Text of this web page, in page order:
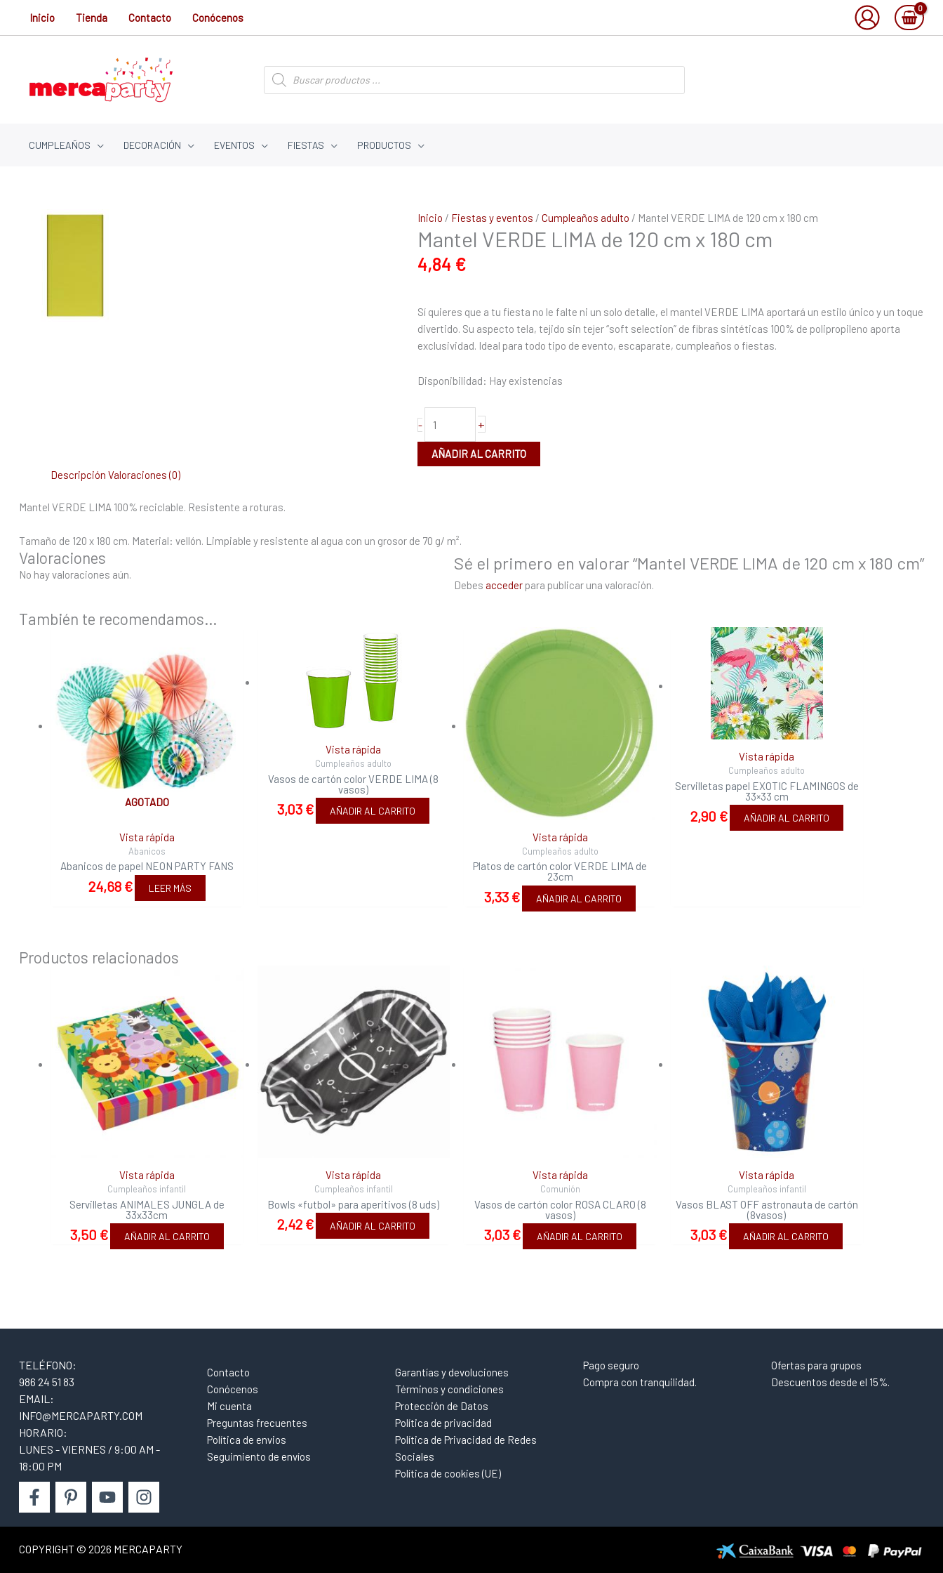
Inicio Tienda Contacto Conócenos
Búsqueda
de
productos
CUMPLEAÑOS DECORACIÓN EVENTOS FIESTAS PRODUCTOS
Inicio / Fiestas y eventos / Cumpleaños adulto / Mantel VERDE LIMA de 120 cm x 180 cm
Mantel VERDE LIMA de 120 cm x 180 cm
4,84 €
Sí quieres que a tu fiesta no le falte ni un solo detalle, el mantel VERDE LIMA aportará un estilo único y un toque
divertido. Su aspecto tela, tejido sin tejer “soft selection” de fibras sintéticas 100% de polipropileno aporta
exclusividad. Ideal para todo tipo de evento, escaparate, cumpleaños o fiestas.
Disponibilidad: Hay existencias
-
Mantel
VERDE
LIMA
de
x
180
cm
+
AÑADIR AL CARRITO
Descripción Valoraciones (0)
Mantel VERDE LIMA 100% reciclable. Resistente a roturas.
Tamaño de 120 x 180 cm. Material: vellón. Limpiable y resistente al agua con un grosor de 70 g/ m².
Valoraciones
No hay valoraciones aún.
Sé el primero en valorar “Mantel VERDE LIMA de 120 cm x 180 cm”
Debes acceder para publicar una valoración.
También te recomendamos…
AGOTADO
Vista rápida
Abanicos
Abanicos de papel NEON PARTY FANS
24,68 € LEER MÁS
Vista rápida
Cumpleaños adulto
Vasos de cartón color VERDE LIMA (8
vasos)
3,03 € AÑADIR AL CARRITO
Vista rápida
Cumpleaños adulto
Platos de cartón color VERDE LIMA de
23cm
3,33 € AÑADIR AL CARRITO
Vista rápida
Cumpleaños adulto
Servilletas papel EXOTIC FLAMINGOS de
33×33 cm
2,90 € AÑADIR AL CARRITO
Productos relacionados
Vista rápida
Cumpleaños infantil
Servilletas ANIMALES JUNGLA de
33x33cm
3,50 € AÑADIR AL CARRITO
Vista rápida
Cumpleaños infantil
Bowls «futbol» para aperitivos (8 uds)
2,42 € AÑADIR AL CARRITO
Vista rápida
Comunión
Vasos de cartón color ROSA CLARO (8
vasos)
3,03 € AÑADIR AL CARRITO
Vista rápida
Cumpleaños infantil
Vasos BLAST OFF astronauta de cartón
(8vasos)
3,03 € AÑADIR AL CARRITO
TELÉFONO:
986 24 51 83
EMAIL:
INFO@MERCAPARTY.COM
HORARIO:
LUNES - VIERNES / 9:00 AM -
18:00 PM
Contacto
Conócenos
Mi cuenta
Preguntas frecuentes
Política de envios
Seguimiento de envíos
Garantías y devoluciones
Términos y condiciones
Protección de Datos
Política de privacidad
Política de Privacidad de Redes
Sociales
Política de cookies (UE)
Pago seguro
Compra con tranquilidad.
Ofertas para grupos
Descuentos desde el 15%.
COPYRIGHT © 2026 MERCAPARTY